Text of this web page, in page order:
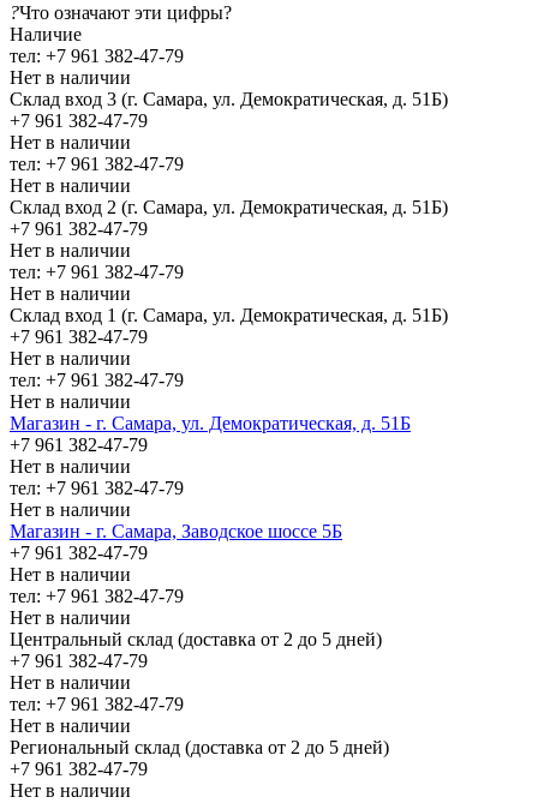
?Что означают эти цифры?
Наличие
тел: +7 961 382-47-79
Нет в наличии
Склад вход 3 (г. Самара, ул. Демократическая, д. 51Б)
+7 961 382-47-79
Нет в наличии
тел: +7 961 382-47-79
Нет в наличии
Склад вход 2 (г. Самара, ул. Демократическая, д. 51Б)
+7 961 382-47-79
Нет в наличии
тел: +7 961 382-47-79
Нет в наличии
Склад вход 1 (г. Самара, ул. Демократическая, д. 51Б)
+7 961 382-47-79
Нет в наличии
тел: +7 961 382-47-79
Нет в наличии
Магазин - г. Самара, ул. Демократическая, д. 51Б
+7 961 382-47-79
Нет в наличии
тел: +7 961 382-47-79
Нет в наличии
Магазин - г. Самара, Заводское шоссе 5Б
+7 961 382-47-79
Нет в наличии
тел: +7 961 382-47-79
Нет в наличии
Центральный склад (доставка от 2 до 5 дней)
+7 961 382-47-79
Нет в наличии
тел: +7 961 382-47-79
Нет в наличии
Региональный склад (доставка от 2 до 5 дней)
+7 961 382-47-79
Нет в наличии